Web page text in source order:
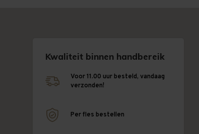
Kwaliteit binnen handbereik
Voor 11.00 uur besteld, vandaag
verzonden!
Per fles bestellen